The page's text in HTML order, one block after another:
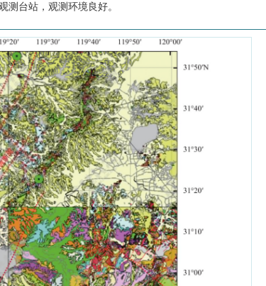
测台站，观测环境良好。